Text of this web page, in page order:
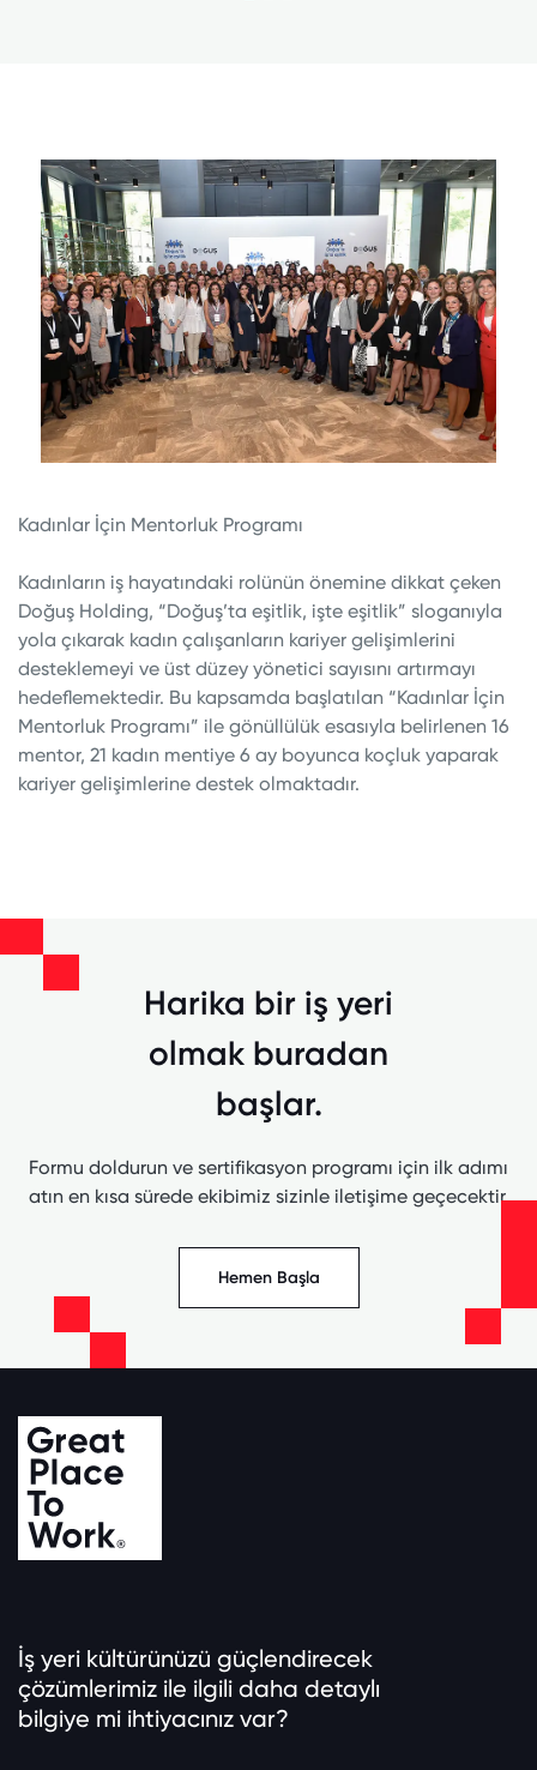
Kadınlar İçin Mentorluk Programı
Kadınların iş hayatındaki rolünün önemine dikkat çeken
Doğuş Holding, “Doğuş’ta eşitlik, işte eşitlik” sloganıyla
yola çıkarak kadın çalışanların kariyer gelişimlerini
desteklemeyi ve üst düzey yönetici sayısını artırmayı
hedeflemektedir. Bu kapsamda başlatılan “Kadınlar İçin
Mentorluk Programı” ile gönüllülük esasıyla belirlenen 16
mentor, 21 kadın mentiye 6 ay boyunca koçluk yaparak
kariyer gelişimlerine destek olmaktadır.
Harika bir iş yeri
olmak buradan
başlar.
Formu doldurun ve sertifikasyon programı için ilk adımı
atın en kısa sürede ekibimiz sizinle iletişime geçecektir.
Hemen Başla
İş yeri kültürünüzü güçlendirecek
çözümlerimiz ile ilgili daha detaylı
bilgiye mi ihtiyacınız var?